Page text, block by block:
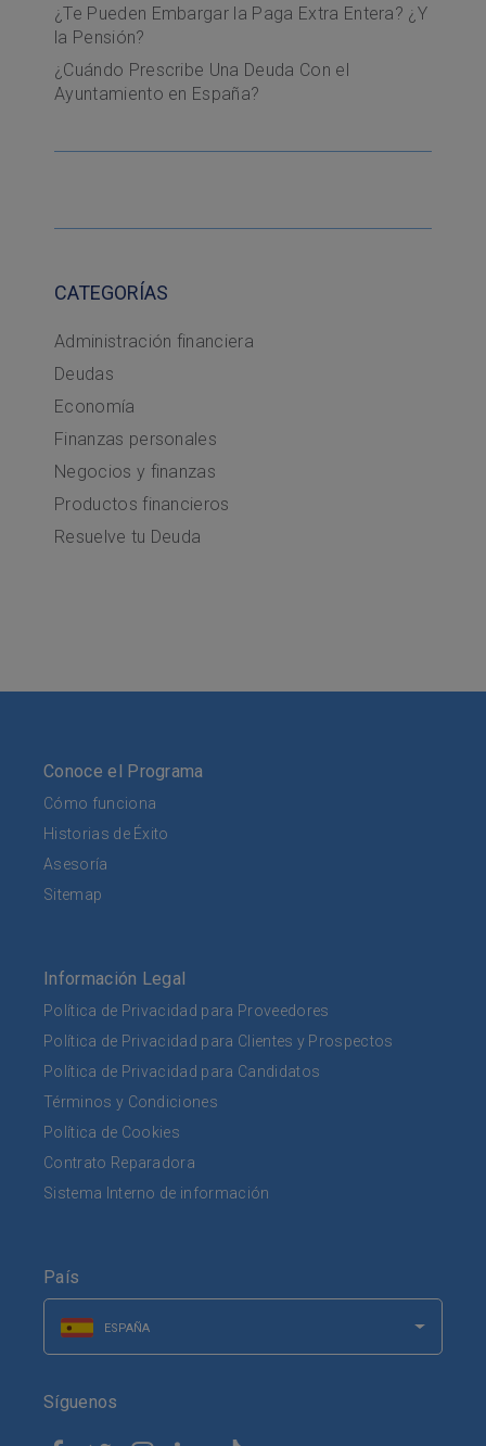
¿Te Pueden Embargar la Paga Extra Entera? ¿Y
la Pensión?
¿Cuándo Prescribe Una Deuda Con el
Ayuntamiento en España?
CATEGORÍAS
Administración financiera
Deudas
Economía
Finanzas personales
Negocios y finanzas
Productos financieros
Resuelve tu Deuda
Conoce el Programa
Cómo funciona
Historias de Éxito
Asesoría
Sitemap
Información Legal
Política de Privacidad para Proveedores
Política de Privacidad para Clientes y Prospectos
Política de Privacidad para Candidatos
Términos y Condiciones
Política de Cookies
Contrato Reparadora
Sistema Interno de información
País
ESPAÑA
Síguenos